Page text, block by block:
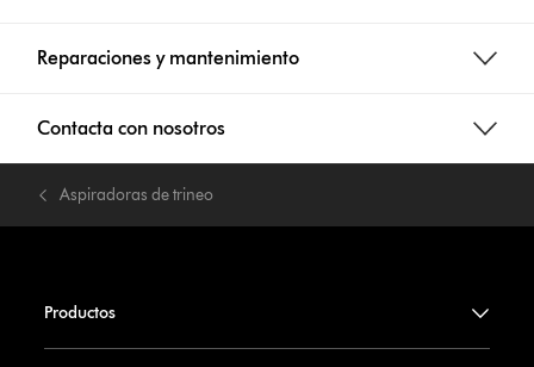
Reparaciones y mantenimiento
Contacta con nosotros
Aspiradoras de trineo
Productos